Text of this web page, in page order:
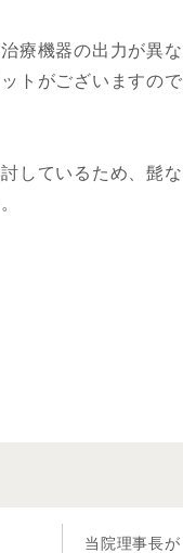
療機器の出力が異
トがございますの
しているため、髭
当院理事長